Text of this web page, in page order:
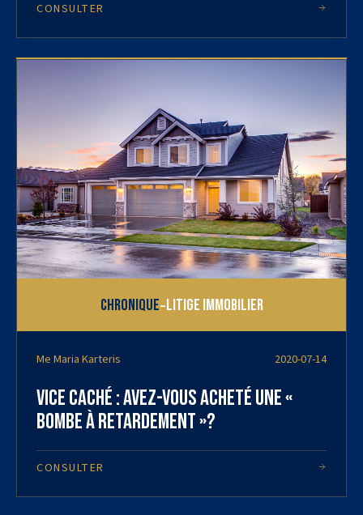
CONSULTER
Chronique-Litige immobilier
Me Maria Karteris 2020-07-14
Vice caché : Avez-vous acheté une «
bombe à retardement »?
CONSULTER